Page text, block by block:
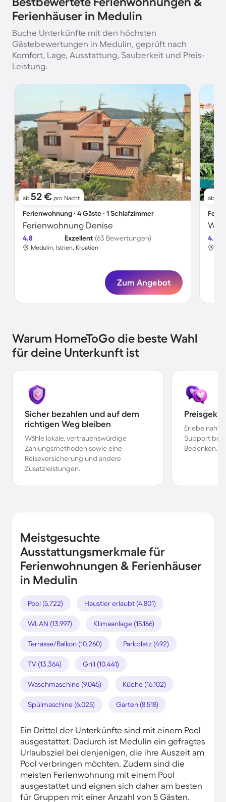
Ferienhäuser in Medulin
Buche Unterkünfte mit den höchsten
Gästebewertungen in Medulin, geprüft nach
Komfort, Lage, Ausstattung, Sauberkeit und Preis-
Leistung.
ab 52 € pro Nacht
Ferienwohnung ∙ 4 Gäste ∙ 1 Schlafzimmer
Ferienwohnung Denise
4.8 Exzellent (63 Bewertungen)
Medulin, Istrien, Kroatien
Zum Angebot
ab
4.8
Warum HomeToGo die beste Wahl
für deine Unterkunft ist
Sicher bezahlen und auf dem
richtigen Weg bleiben
Wähle lokale, vertrauenswürdige
Zahlungsmethoden sowie eine
Reiseversicherung und andere
Zusatzleistungen.
Erlebe
Support bei
Bedenken.
Meistgesuchte
Ausstattungsmerkmale für
Ferienwohnungen & Ferienhäuser
in Medulin
Pool (5.722) Haustier erlaubt (4.801)
WLAN (13.997) Klimaanlage (15.166)
Terrasse/Balkon (10.260) Parkplatz (492)
TV (13.364) Grill (10.441)
Waschmaschine (9.045) Küche (16.102)
Spülmaschine (6.025) Garten (8.518)
Ein Drittel der Unterkünfte sind mit einem Pool
ausgestattet. Dadurch ist Medulin ein gefragtes
Urlaubsziel bei denjenigen, die ihre Auszeit am
Pool verbringen möchten. Zudem sind die
meisten Ferienwohnung mit einem Pool
ausgestattet und eignen sich daher am besten
für Gruppen mit einer Anzahl von 5 Gästen.